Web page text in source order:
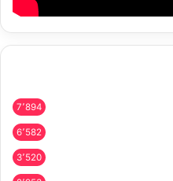
7٬894
6٬582
3٬520